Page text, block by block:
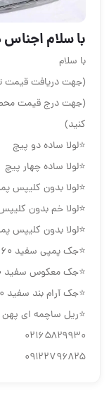
با سلام
با سلام
(جهت دریافت قیمت
(جهت درج قیمت
کنید)
⭐لولا ساده دو پیچ
⭐لولا ساده چهار پیچ
⭐لولا بدون کلیپس
⭐لولا خم بدون
⭐لولا بدون کلیپس
⭐جک پمپی سفید ۶۰ ۸۰ ۱۰۰ ۱۲۰ ۱۵۰ نیوتن
⭐جک معکوس سفید ۱۰۰و ۱۲۰ نیوتن
⭐جک آرام بند سفید ۸۰ و ۱۰۰و۱۲۰ نیوتن
⭐ریل ساچمه ای پهن
۰۲۱۶۵۸۲۹۹۳۰
۰۹۱۲۲۷۹۶۸۲۵